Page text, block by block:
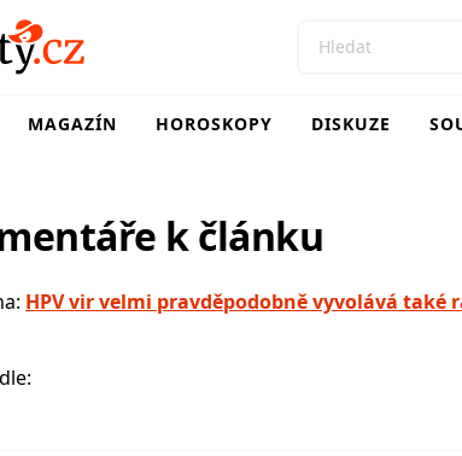
MAGAZÍN HOROSKOPY DISKUZE
k článku
HPV vir velmi pravděpodobně vyvolává